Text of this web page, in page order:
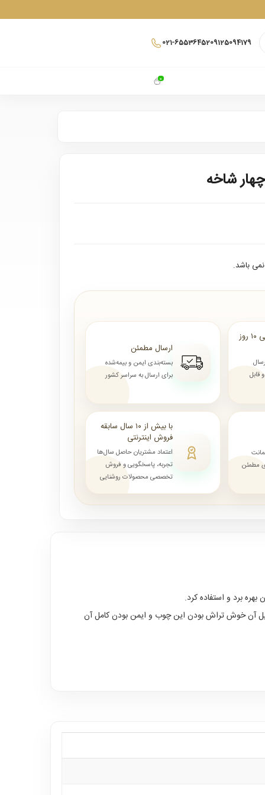
021-6553645209125094179
0
شاخه
باشد.
ارسال از ۷ روز الی ۱۰ روز
ارسال مطمئن
بسته‌بندی ایمن و بیمه‌شده
برای ارسال به سراسر کشور
مطمئن
با بیش از ۱۰ سال سابقه
فروش اینترنتی
اعتماد مشتریان حاصل سال‌ها
تجربه، پاسخگویی و فروش
تخصصی محصولات روشنایی
آن خوش تراش بودن این چوب و ایمن بودن کامل آن